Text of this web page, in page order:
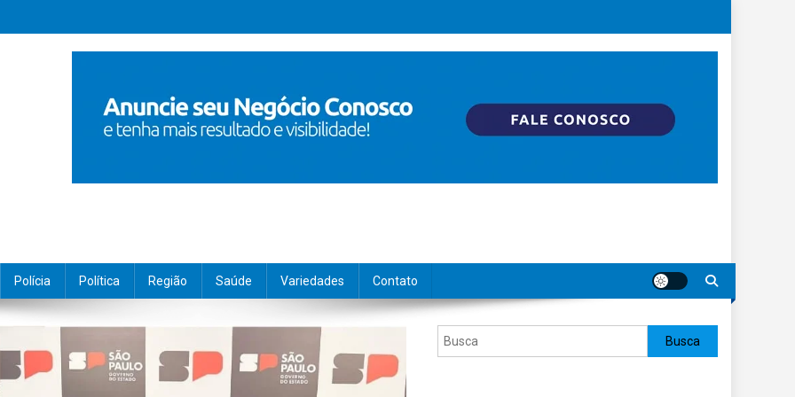
Polícia Política Região Saúde Variedades Contato
Pesquisar Busca